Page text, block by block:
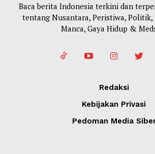
Baca berita Indonesia terkini dan
tentang Nusantara, Peristiwa, Politik,
Manca, Gaya Hidup &
Redaksi
Kebijakan Privasi
Pedoman Media